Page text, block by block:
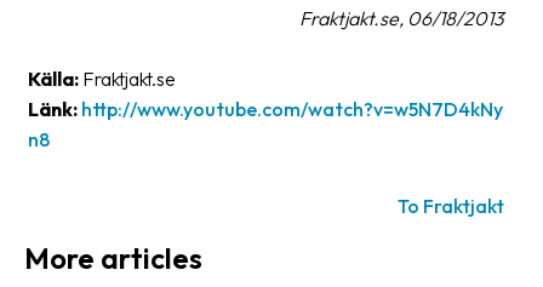
&
career
Contact
Fraktjakt.se, 06/18/2013
Källa: Fraktjakt.se
Länk: http://www.youtube.com/watch?v=w5N7D4kNy
n8
To Fraktjakt
More articles